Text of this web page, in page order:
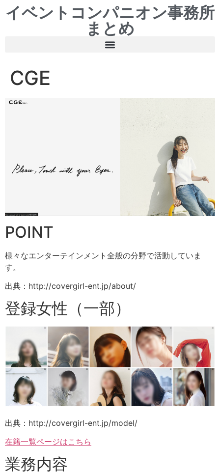
イベントコンパニオン事務所
まとめ
CGE
POINT
様々なエンターテインメント全般の分野で活動していま
す。
出典：http://covergirl-ent.jp/about/
登録女性（一部）
出典：http://covergirl-ent.jp/model/
在籍一覧ページはこちら
業務内容